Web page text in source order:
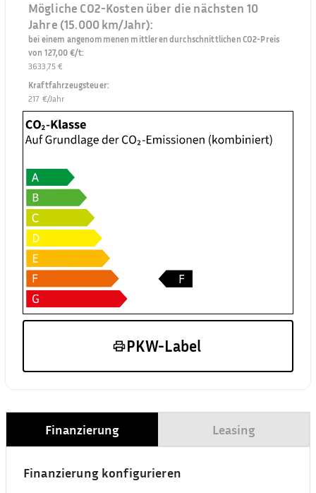
Mögliche CO2-Kosten über die nächsten 10
Jahre (15.000 km/Jahr):
bei einem angenommenen mittleren durchschnittlichen CO2-Preis
von 127,00 €/t:
3633,75 €
Kraftfahrzeugsteuer:
217 €/Jahr
PKW-Label
Finanzierung Leasing
Finanzierung konfigurieren